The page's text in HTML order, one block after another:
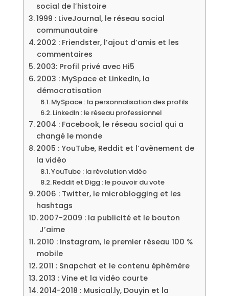
social de l’histoire
1999 : LiveJournal, le réseau social
communautaire
2002 : Friendster, l’ajout d’amis et les
commentaires
2003: Profil privé avec Hi5
2003 : MySpace et LinkedIn, la
démocratisation
MySpace : la personnalisation des profils
LinkedIn : le réseau professionnel
2004 : Facebook, le réseau social qui a
changé le monde
2005 : YouTube, Reddit et l’avènement de
la vidéo
YouTube : la révolution vidéo
Reddit et Digg : le pouvoir du vote
2006 : Twitter, le microblogging et les
hashtags
2007-2009 : la publicité et le bouton
J’aime
2010 : Instagram, le premier réseau 100 %
mobile
2011 : Snapchat et le contenu éphémère
2013 : Vine et la vidéo courte
2014-2018 : Musical.ly, Douyin et la